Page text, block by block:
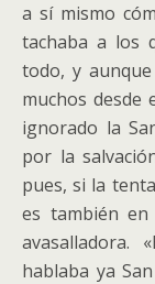
a sí mismo
tachaba a los
todo, y aunque
muchos desde
ignorado la
por la
pues, si la
es también en
avasalladora.
hablaba ya